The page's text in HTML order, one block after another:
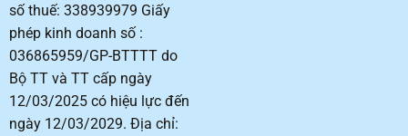
số thuế: 338939979 Giấy
phép kinh doanh số :
036865959/GP-BTTTT do
Bộ TT và TT cấp ngày
12/03/2025 có hiệu lực đến
ngày 12/03/2029. Địa chỉ: